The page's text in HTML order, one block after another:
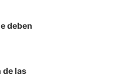
deben
de las